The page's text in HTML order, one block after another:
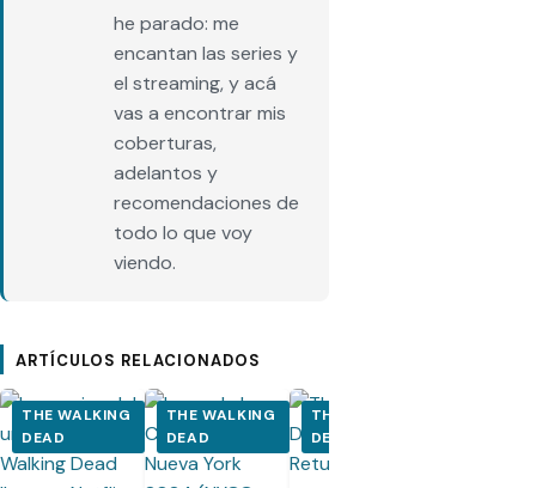
he parado: me
encantan las series y
el streaming, y acá
vas a encontrar mis
coberturas,
adelantos y
recomendaciones de
todo lo que voy
viendo.
ARTÍCULOS RELACIONADOS
THE WALKING
DEAD
THE WALKING
DEAD
THE WALKING
DEAD